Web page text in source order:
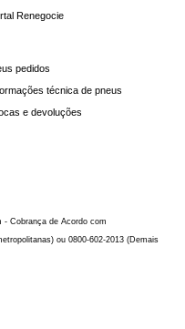
Renegocie
pedidos
técnica de pneus
e devoluções
- Cobrança de Acordo com
ou 0800-602-2013 (Demais